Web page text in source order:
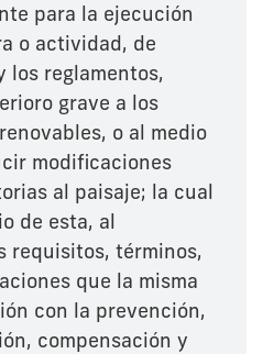
para la ejecución
o actividad, de
los reglamentos,
grave a los
o al medio
modificaciones
al paisaje; la cual
de esta, al
requisitos, términos,
que la misma
con la prevención,
compensación y